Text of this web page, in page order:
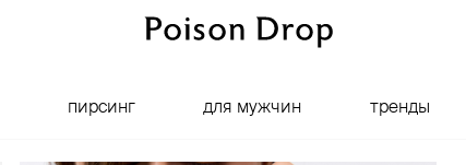
пирсинг для мужчин тренды